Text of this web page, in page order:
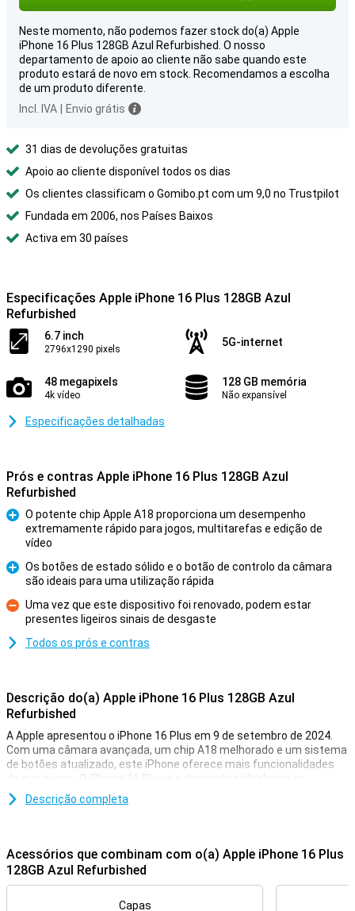
Neste momento, não podemos fazer stock do(a) Apple
iPhone 16 Plus 128GB Azul Refurbished. O nosso
departamento de apoio ao cliente não sabe quando este
produto estará de novo em stock. Recomendamos a escolha
de um produto diferente.
Incl. IVA
Envio grátis
31 dias de devoluções gratuitas
Apoio ao cliente disponível todos os dias
Os clientes classificam o Gomibo.pt com um 9,0 no Trustpilot
Fundada em 2006, nos Países Baixos
Activa em 30 países
Especificações Apple iPhone 16 Plus 128GB Azul
Refurbished
6.7 inch
2796x1290 pixels
5G-internet
48 megapixels
4k vídeo
128 GB memória
Não expansível
Especificações detalhadas
Prós e contras Apple iPhone 16 Plus 128GB Azul
Refurbished
Prós
O potente chip Apple A18 proporciona um desempenho
extremamente rápido para jogos, multitarefas e edição de
vídeo
Prós
Os botões de estado sólido e o botão de controlo da câmara
são ideais para uma utilização rápida
Contras
Uma vez que este dispositivo foi renovado, podem estar
presentes ligeiros sinais de desgaste
Todos os prós e contras
Descrição do(a) Apple iPhone 16 Plus 128GB Azul
Refurbished
A Apple apresentou o iPhone 16 Plus em 9 de setembro de 2024.
Com uma câmara avançada, um chip A18 melhorado e um sistema
de botões atualizado, este iPhone oferece mais funcionalidades
do que nunca. O iPhone 16 Plus é o dispositivo ideal para os
utilizadores que procuram um iPhone grande com as tecnologias
mais recentes, sem o preço premium dos modelos Pro. Prefere um
mais pequeno.
Recondicionado
Note que este dispositivo é recondicionado, o que significa que já
Descrição completa
Acessórios que combinam com o(a) Apple iPhone 16 Plus
128GB Azul Refurbished
Capas